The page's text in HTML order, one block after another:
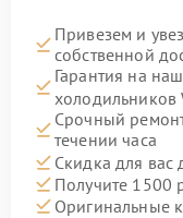
Привезем и
собственной
Гарантия на
Срочный
течении часа
Скидка для вас
Получите 1500
Оригинальные